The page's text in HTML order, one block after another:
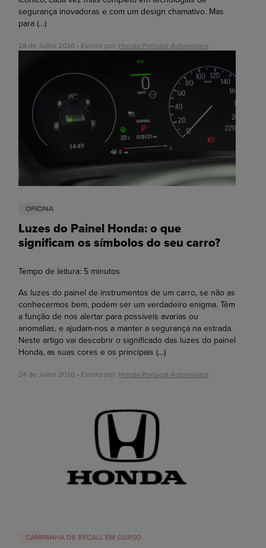
segurança inovadoras e com um design chamativo. Mas
para (…)
28 de Julho 2026 • Escrito por: Honda Portugal Automóveis
OFICINA
Luzes do Painel Honda: o que
significam os símbolos do seu carro?
Tempo de leitura: 5 minutos
As luzes do painel de instrumentos de um carro, se não as
conhecermos bem, podem ser um verdadeiro enigma. Têm
a função de nos alertar para possíveis avarias ou
anomalias, e ajudam-nos a manter a segurança na estrada.
Neste artigo vai descobrir o significado das luzes do painel
Honda, as suas cores e os principais (…)
24 de Julho 2026 • Escrito por: Honda Portugal Automóveis
CAMPANHA DE RECALL EM CURSO